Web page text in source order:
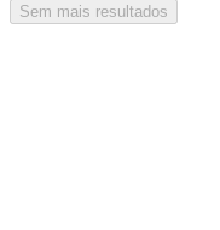
Sem mais resultados